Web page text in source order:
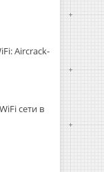
Aircrack-
сети в